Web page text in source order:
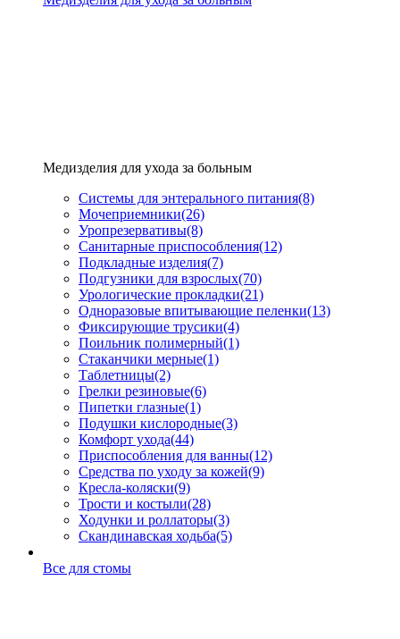
Медизделия для ухода за больным
Системы для энтерального питания(8)
Мочеприемники(26)
Уропрезервативы(8)
Санитарные приспособления(12)
Подкладные изделия(7)
Подгузники для взрослых(70)
Урологические прокладки(21)
Одноразовые впитывающие пеленки(13)
Фиксирующие трусики(4)
Поильник полимерный(1)
Стаканчики мерные(1)
Таблетницы(2)
Грелки резиновые(6)
Пипетки глазные(1)
Подушки кислородные(3)
Комфорт ухода(44)
Приспособления для ванны(12)
Средства по уходу за кожей(9)
Кресла-коляски(9)
Трости и костыли(28)
Ходунки и роллаторы(3)
Скандинавская ходьба(5)
Все для стомы